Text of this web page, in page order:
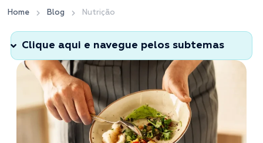
Home Blog Nutrição